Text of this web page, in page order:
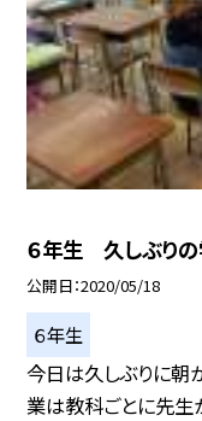
６年生 久しぶり
公開日 2020/05/18
６年生
今日は久しぶりに朝
業は教科ごとに先生